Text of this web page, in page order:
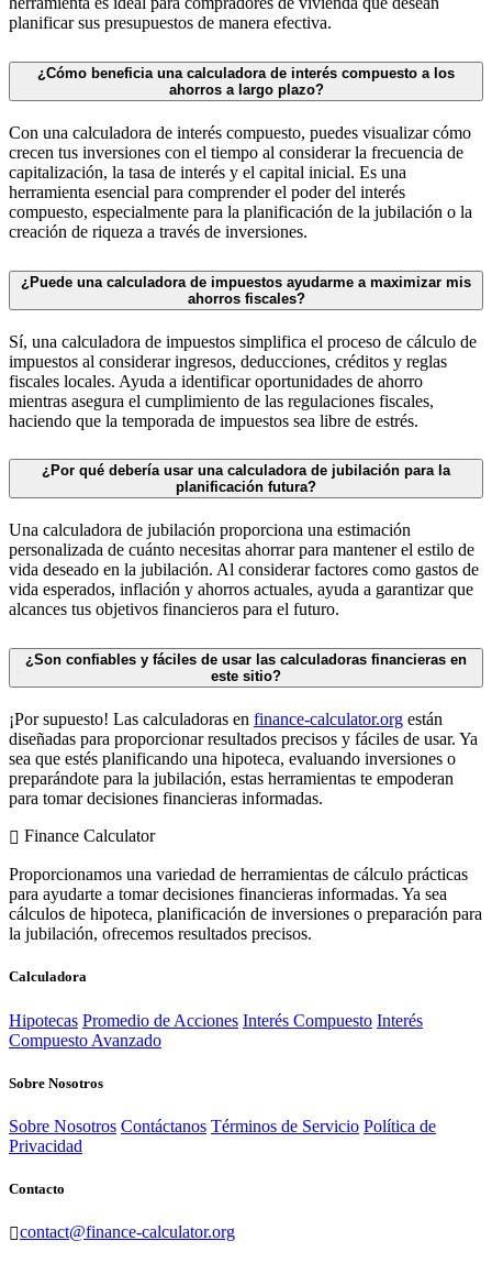
planificar sus presupuestos de manera efectiva.
¿Cómo beneficia una calculadora de interés compuesto a los
ahorros a largo plazo?
Con una calculadora de interés compuesto, puedes visualizar cómo
crecen tus inversiones con el tiempo al considerar la frecuencia de
capitalización, la tasa de interés y el capital inicial. Es una
herramienta esencial para comprender el poder del interés
compuesto, especialmente para la planificación de la jubilación o la
creación de riqueza a través de inversiones.
¿Puede una calculadora de impuestos ayudarme a maximizar mis
ahorros fiscales?
Sí, una calculadora de impuestos simplifica el proceso de cálculo de
impuestos al considerar ingresos, deducciones, créditos y reglas
fiscales locales. Ayuda a identificar oportunidades de ahorro
mientras asegura el cumplimiento de las regulaciones fiscales,
haciendo que la temporada de impuestos sea libre de estrés.
¿Por qué debería usar una calculadora de jubilación para la
planificación futura?
Una calculadora de jubilación proporciona una estimación
personalizada de cuánto necesitas ahorrar para mantener el estilo de
vida deseado en la jubilación. Al considerar factores como gastos de
vida esperados, inflación y ahorros actuales, ayuda a garantizar que
alcances tus objetivos financieros para el futuro.
¿Son confiables y fáciles de usar las calculadoras financieras en
este sitio?
¡Por supuesto! Las calculadoras en finance-calculator.org están
diseñadas para proporcionar resultados precisos y fáciles de usar. Ya
sea que estés planificando una hipoteca, evaluando inversiones o
preparándote para la jubilación, estas herramientas te empoderan
para tomar decisiones financieras informadas.
Finance Calculator
Proporcionamos una variedad de herramientas de cálculo prácticas
para ayudarte a tomar decisiones financieras informadas. Ya sea
cálculos de hipoteca, planificación de inversiones o preparación para
la jubilación, ofrecemos resultados precisos.
Calculadora
Hipotecas Promedio de Acciones Interés Compuesto Interés
Compuesto Avanzado
Sobre Nosotros
Sobre Nosotros Contáctanos Términos de Servicio Política de
Privacidad
Contacto
contact@finance-calculator.org